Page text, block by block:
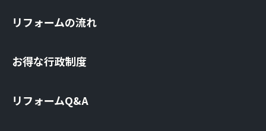
リフォームの流れ
お得な⾏政制度
リフォームQ&A